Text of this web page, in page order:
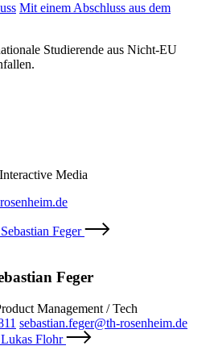
Mit einem Abschluss aus dem
Studierende aus Nicht-EU
Media
Feger
Feger
Management / Tech
sebastian.feger@th-rosenheim.de
Flohr